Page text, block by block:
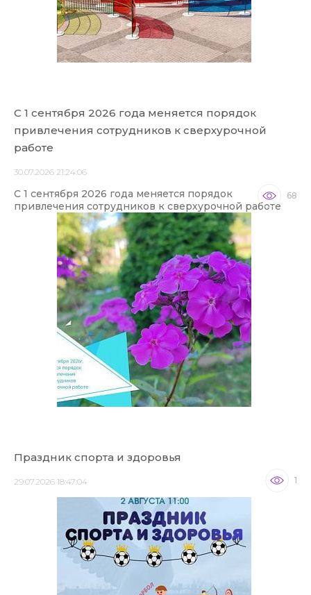
С 1 сентября 2026 года меняется порядок
привлечения сотрудников к сверхурочной
работе
30.07.2026 21:24:06
С 1 сентября 2026 года меняется порядок
привлечения сотрудников к сверхурочной работе
68
Праздник спорта и здоровья
29.07.2026 18:47:04 1